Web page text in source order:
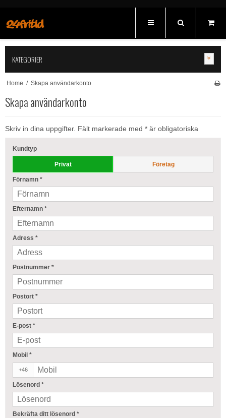
KATEGORIER
Home / Skapa användarkonto
Skapa användarkonto
Skriv in dina uppgifter. Fält markerade med * är obligatoriska
Kundtyp
Privat Företag
Förnamn *
Efternamn *
Adress *
Postnummer *
Postort *
E-post *
Mobil *
+46
Lösenord *
Bekräfta ditt lösenord *